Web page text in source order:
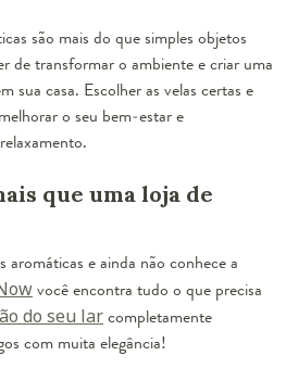
são mais do que simples objetos
de transformar o ambiente e criar uma
sua casa. Escolher as velas certas e
o seu bem-estar e
que uma loja de
aromáticas e ainda não conhece a
você encontra tudo o que precisa
do seu larcompletamente
com muita elegância!